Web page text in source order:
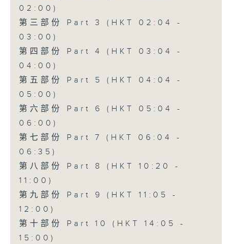
02:00)
第三部份 Part 3 (HKT 02:04 -
03:00)
第四部份 Part 4 (HKT 03:04 -
04:00)
第五部份 Part 5 (HKT 04:04 -
05:00)
第六部份 Part 6 (HKT 05:04 -
06:00)
第七部份 Part 7 (HKT 06:04 -
06:35)
第八部份 Part 8 (HKT 10:20 -
11:00)
第九部份 Part 9 (HKT 11:05 -
12:00)
第十部份 Part 10 (HKT 14:05 -
15:00)